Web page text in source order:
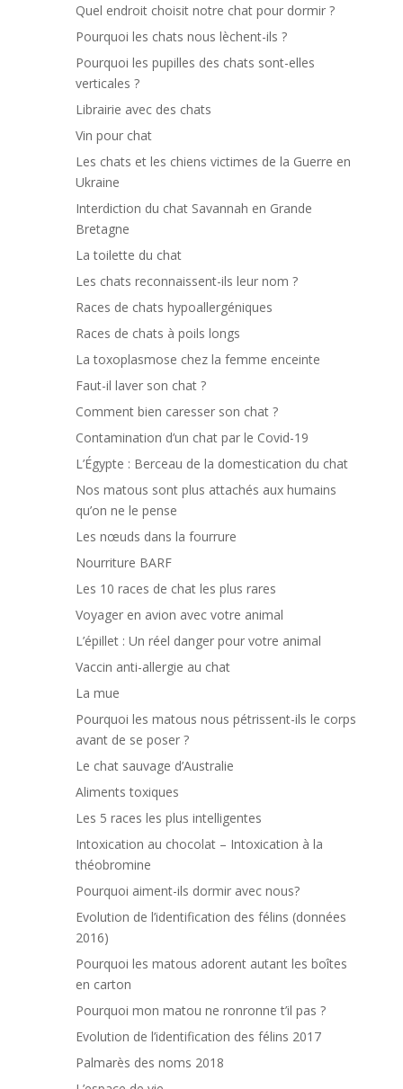
Quel endroit choisit notre chat pour dormir ?
Pourquoi les chats nous lèchent-ils ?
Pourquoi les pupilles des chats sont-elles
verticales ?
Librairie avec des chats
Vin pour chat
Les chats et les chiens victimes de la Guerre en
Ukraine
Interdiction du chat Savannah en Grande
Bretagne
La toilette du chat
Les chats reconnaissent-ils leur nom ?
Races de chats hypoallergéniques
Races de chats à poils longs
La toxoplasmose chez la femme enceinte
Faut-il laver son chat ?
Comment bien caresser son chat ?
Contamination d’un chat par le Covid-19
L’Égypte : Berceau de la domestication du chat
Nos matous sont plus attachés aux humains
qu’on ne le pense
Les nœuds dans la fourrure
Nourriture BARF
Les 10 races de chat les plus rares
Voyager en avion avec votre animal
L’épillet : Un réel danger pour votre animal
Vaccin anti-allergie au chat
La mue
Pourquoi les matous nous pétrissent-ils le corps
avant de se poser ?
Le chat sauvage d’Australie
Aliments toxiques
Les 5 races les plus intelligentes
Intoxication au chocolat – Intoxication à la
théobromine
Pourquoi aiment-ils dormir avec nous?
Evolution de l’identification des félins (données
2016)
Pourquoi les matous adorent autant les boîtes
en carton
Pourquoi mon matou ne ronronne t’il pas ?
Evolution de l’identification des félins 2017
Palmarès des noms 2018